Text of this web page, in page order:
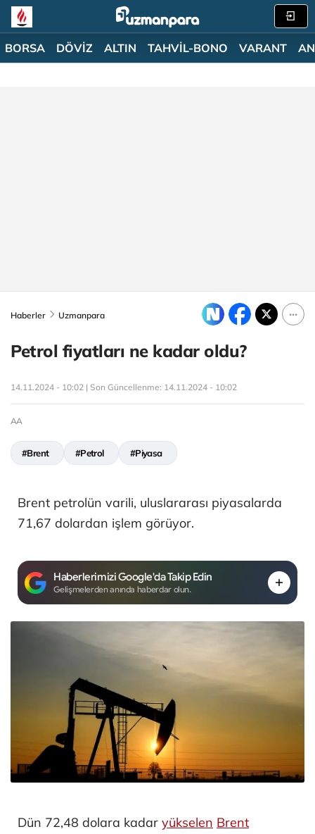
BORSA DÖVİZ ALTIN TAHVİL-BONO VARANT
Haberler Uzmanpara
Petrol fiyatları ne kadar oldu?
14.11.2024 - 10:02 | Son Güncellenme: 14.11.2024 - 10:02
AA
#Brent #Petrol #Piyasa
Brent petrolün varili, uluslararası piyasalarda
71,67 dolardan işlem görüyor.
Haberlerimizi Google'da Takip Edin
Gelişmelerden anında haberdar olun.
Dün 72,48 dolara kadar yükselen Brent